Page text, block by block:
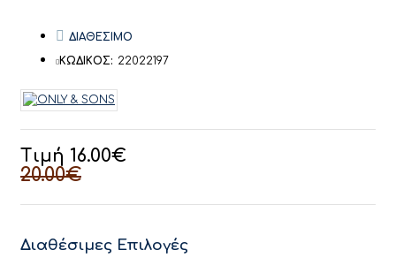
Τιμή 16.00€
20.00€
ΔΙΑΘΕΣΙΜΟ
ΚΩΔΙΚΟΣ: 22022197
Διαθέσιμες Επιλογές